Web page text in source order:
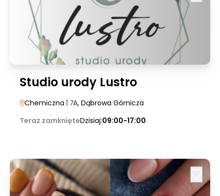
Studio urody Lustro
Chemiczna | 7A, Dąbrowa Górnicza
Teraz zamknięteDzisiaj:09:00-17:00